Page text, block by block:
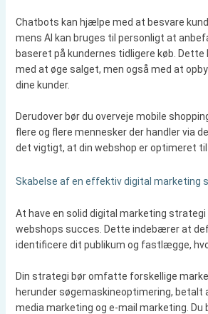
Chatbots kan hjælpe med at besvare
mens AI kan bruges til personligt at
baseret på kundernes tidligere køb. Dette
med at øge salget, men også med at
dine kunder.
Derudover bør du overveje mobile
flere og flere mennesker der handler via
det vigtigt, at din webshop er optimeret til
Skabelse af en effektiv digital marketing
At have en solid digital marketing
webshops succes. Dette indebærer at
identificere dit publikum og fastlægge,
Din strategi bør omfatte forskellige
herunder søgemaskineoptimering, betalt
media marketing og e-mail marketing. Du